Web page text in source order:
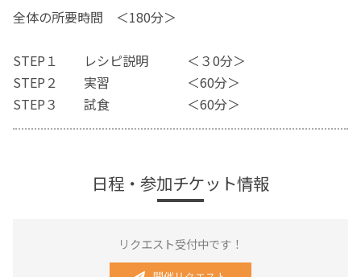
全体の所要時間 ＜180分＞
STEP１ レシピ説明 ＜３0分＞
STEP２ 実習 ＜60分＞
STEP３ 試食 ＜60分＞
日程・参加チケット情報
リクエスト受付中です！